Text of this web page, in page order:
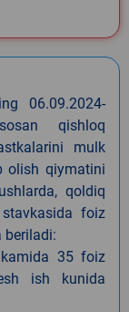
06.09.2024-
qishloq
mulk
olish qiymatini
qoldiq
foiz
beriladi:
35 foiz
ish kunida